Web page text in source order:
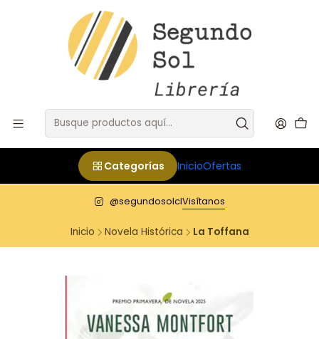
Categorías InicioOfertas
@segundosolclVisítanos
Inicio Novela Histórica La Toffana